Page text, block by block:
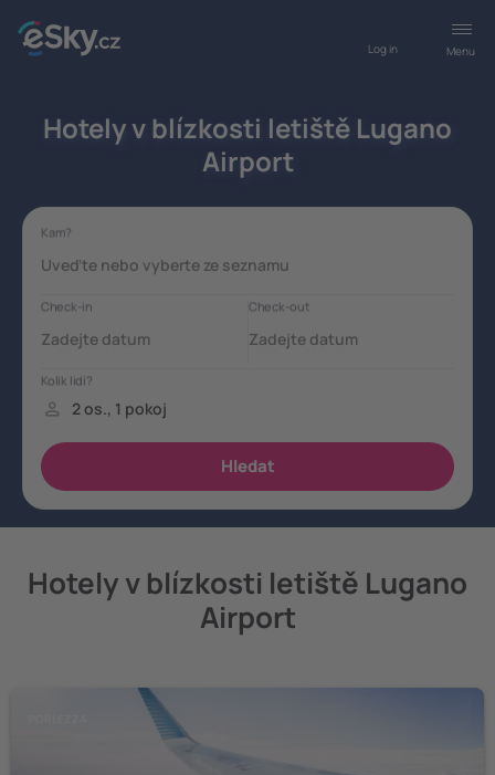
Menu
Log in
Hotely v blízkosti letiště Lugano
Airport
Hotely v blízkosti letiště Lugano
Airport